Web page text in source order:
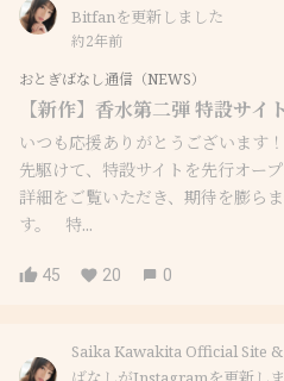
Bitfanを更新しました
約2年前
おとぎばなし通信（NEWS）
【新作】香水第二弾 特設サイ
いつも応援ありがとうございます
先駆けて、特設サイトを先行オー
詳細をご覧いただき、期待を膨ら
す。 特...
45 20 0
Saika Kawakita Official Site